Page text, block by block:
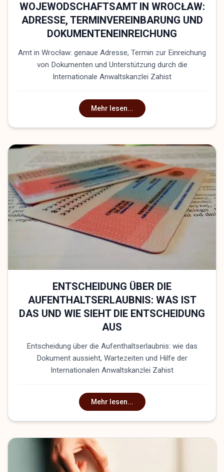
WOJEWODSCHAFTSAMT IN WROCŁAW:
ADRESSE, TERMINVEREINBARUNG UND
DOKUMENTENEINREICHUNG
Amt in Wrocław: genaue Adresse, Termin zur Einreichung
von Dokumenten und Unterstützung durch die
Internationale Anwaltskanzlei Zahist
Mehr lesen...
ENTSCHEIDUNG ÜBER DIE
AUFENTHALTSERLAUBNIS: WAS IST
DAS UND WIE SIEHT DIE ENTSCHEIDUNG
AUS
Entscheidung über die Aufenthaltserlaubnis: wie das
Dokument aussieht, Wartezeiten und Hilfe der
Internationalen Anwaltskanzlei Zahist
Mehr lesen...